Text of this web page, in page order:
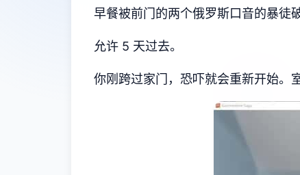
早餐被前门的两个俄罗斯口音的暴徒
允许 5 天过去。
你刚跨过家门，恐吓就会重新开始。